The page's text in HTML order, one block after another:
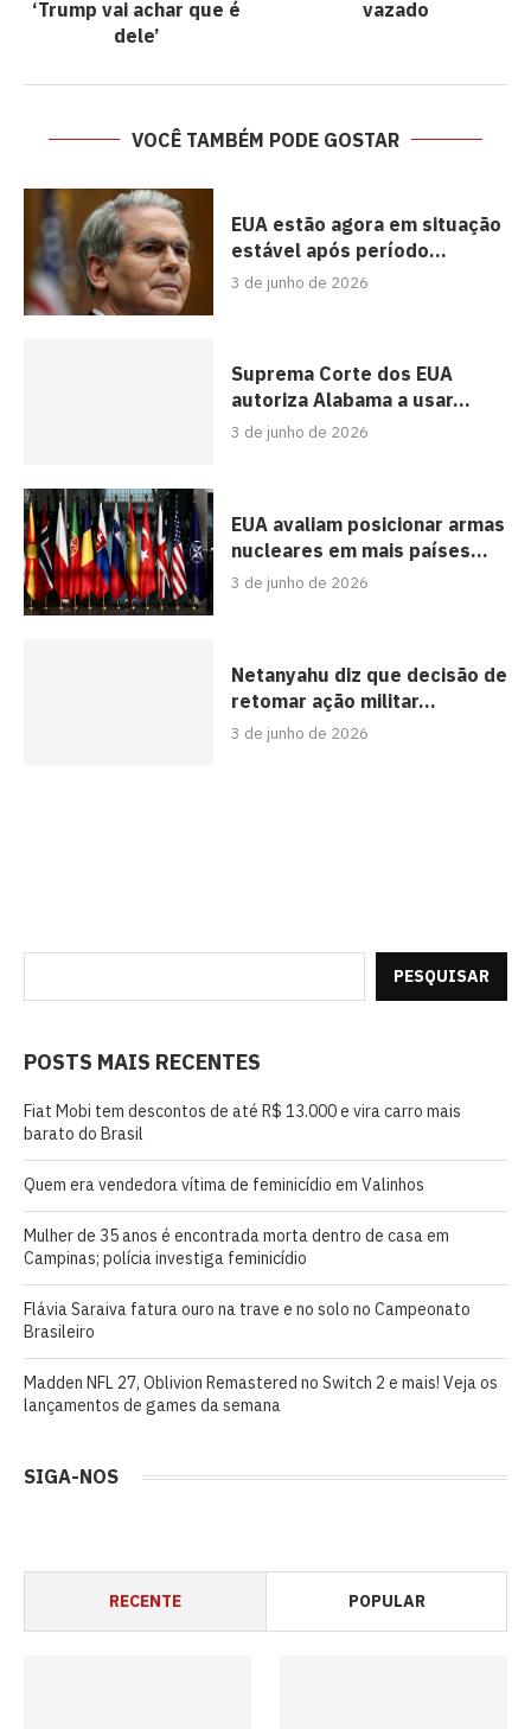
‘Trump vai achar que é
dele’
vazado
VOCÊ TAMBÉM PODE GOSTAR
EUA estão agora em situação
estável após período...
3 de junho de 2026
Suprema Corte dos EUA
autoriza Alabama a usar...
3 de junho de 2026
EUA avaliam posicionar armas
nucleares em mais países...
3 de junho de 2026
Netanyahu diz que decisão de
retomar ação militar...
3 de junho de 2026
PESQUISAR
POSTS MAIS RECENTES
Fiat Mobi tem descontos de até R$ 13.000 e vira carro mais
barato do Brasil
Quem era vendedora vítima de feminicídio em Valinhos
Mulher de 35 anos é encontrada morta dentro de casa em
Campinas; polícia investiga feminicídio
Flávia Saraiva fatura ouro na trave e no solo no Campeonato
Brasileiro
Madden NFL 27, Oblivion Remastered no Switch 2 e mais! Veja os
lançamentos de games da semana
SIGA-NOS
RECENTE POPULAR